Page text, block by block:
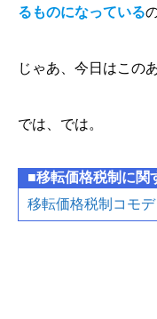
るものになっている
じゃあ、今日はこの
では、では。
■移転価格税制に関
移転価格税制コモ